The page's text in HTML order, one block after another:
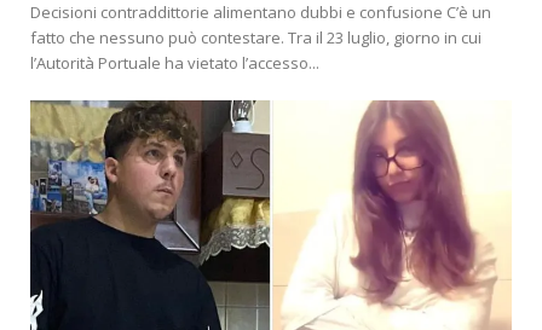
Decisioni contraddittorie alimentano dubbi e confusione C’è un
fatto che nessuno può contestare. Tra il 23 luglio, giorno in cui
l’Autorità Portuale ha vietato l’accesso...